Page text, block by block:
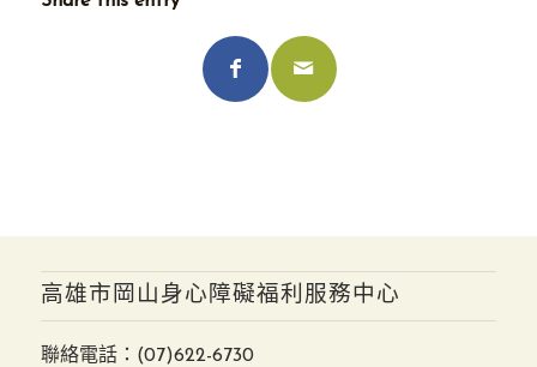
高雄市岡山身心障礙福利服務中心
聯絡電話： (07)622-6730